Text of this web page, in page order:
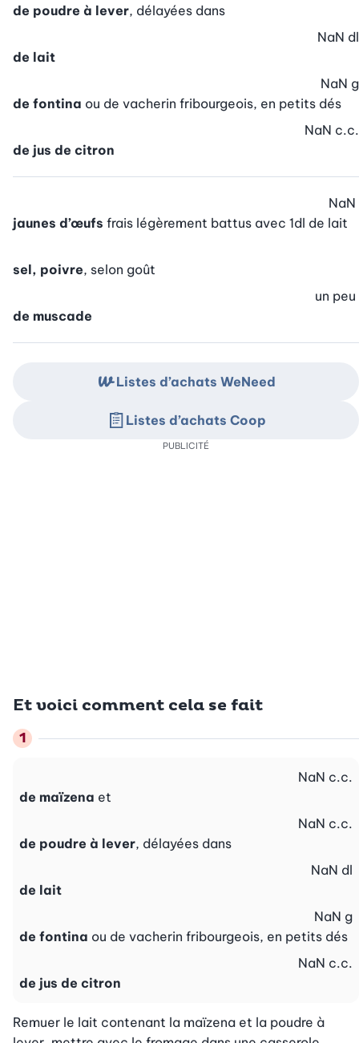
de poudre à lever, délayées dans
de lait
NaN dl
de fontina ou de vacherin fribourgeois, en petits dés
NaN g
de jus de citron
NaN c.c.
jaunes d’œufs frais légèrement battus avec 1dl de lait
NaN
sel, poivre, selon goût
de muscade
un peu
Et voici comment cela se fait
de maïzena et
NaN c.c.
de poudre à lever, délayées dans
NaN c.c.
de lait
NaN dl
de fontina ou de vacherin fribourgeois, en petits dés
NaN g
de jus de citron
NaN c.c.
Remuer le lait contenant la maïzena et la poudre à
Listes d’achats WeNeed
Listes d’achats Coop
PUBLICITÉ